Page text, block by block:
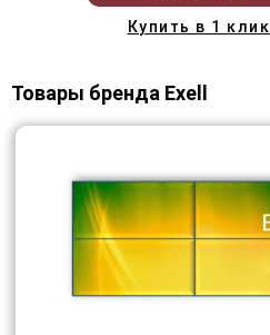
Купить в 1 клик
Товары бренда Exell